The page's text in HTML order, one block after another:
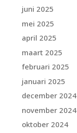
juni 2025
mei 2025
april 2025
maart 2025
februari 2025
januari 2025
december 2024
november 2024
oktober 2024